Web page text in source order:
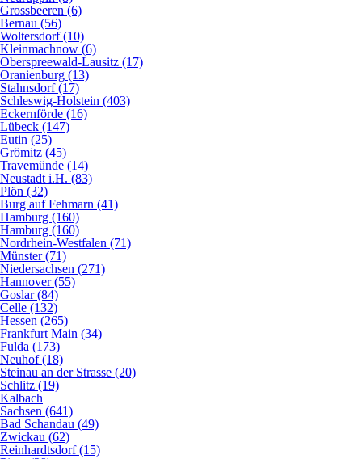
Grossbeeren (6)
Bernau (56)
Woltersdorf (10)
Kleinmachnow (6)
Oberspreewald-Lausitz (17)
Oranienburg (13)
Stahnsdorf (17)
Schleswig-Holstein (403)
Eckernförde (16)
Lübeck (147)
Eutin (25)
Grömitz (45)
Travemünde (14)
Neustadt i.H. (83)
Plön (32)
Burg auf Fehmarn (41)
Hamburg (160)
Hamburg (160)
Nordrhein-Westfalen (71)
Münster (71)
Niedersachsen (271)
Hannover (55)
Goslar (84)
Celle (132)
Hessen (265)
Frankfurt Main (34)
Fulda (173)
Neuhof (18)
Steinau an der Strasse (20)
Schlitz (19)
Kalbach
Sachsen (641)
Bad Schandau (49)
Zwickau (62)
Reinhardtsdorf (15)